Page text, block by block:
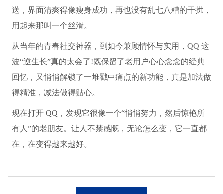
送，界面清爽得像瘦身成功，再也没有乱七八糟的干扰，
用起来那叫一个丝滑。
从当年的青春社交神器，到如今兼顾情怀与实用，QQ 这
波“逆生长”真的太会了!既保留了老用户心心念念的经典
回忆，又悄悄解锁了一堆戳中痛点的新功能，真是加法做
得精准，减法做得贴心。
现在打开 QQ，发现它很像一个“悄悄努力，然后惊艳所
有人”的老朋友。让人不禁感慨，无论怎么变，它一直都
在，在变得越来越好。